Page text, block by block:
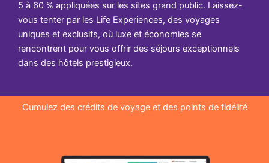
5 à 60 % appliquées sur les sites grand public. Laissez-
vous tenter par les Life Experiences, des voyages
uniques et exclusifs, où luxe et économies se
rencontrent pour vous offrir des séjours exceptionnels
dans des hôtels prestigieux.
Cumulez des crédits de voyage et des points de fidélité